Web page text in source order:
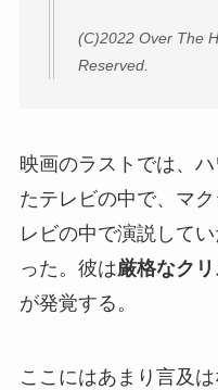
(C)2022 Over The
Reserved.
映画のラストでは、
たテレビの中で、マ
レビの中で演説して
った。彼は厳格なク
が発覚する。
ここにはあまり言及